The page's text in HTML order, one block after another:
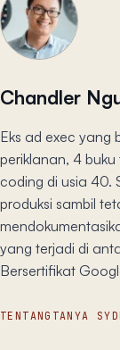
Chandler
Eks ad exec yang
periklanan, 4
coding di usia 40.
produksi sambil
yang terjadi di
Bersertifikat
TENTANG TANYA